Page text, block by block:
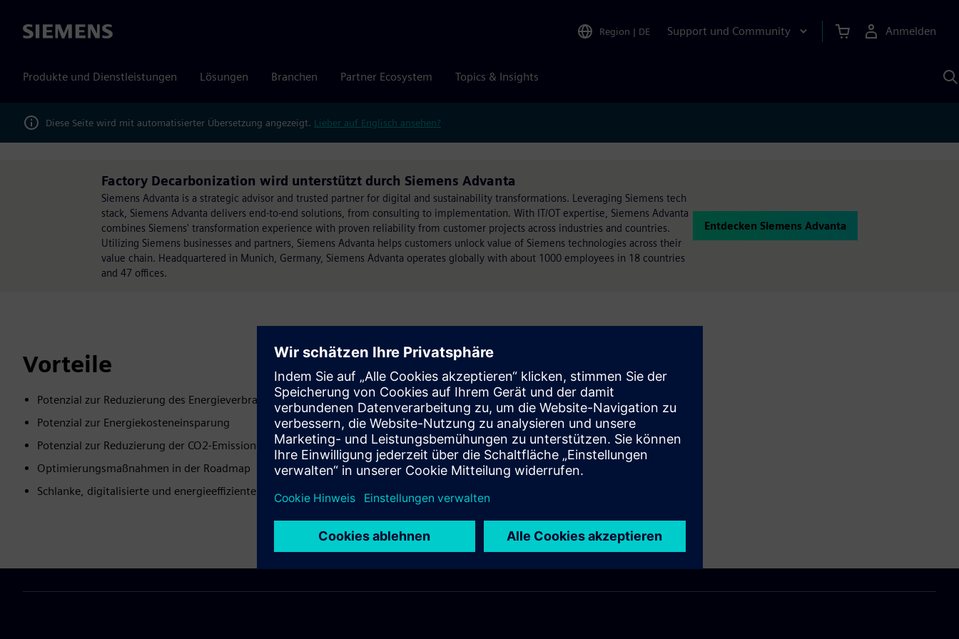
Siemens Region | DE Support und Community Anmelden
Produkte und Dienstleistungen Lösungen Branchen Partner Ecosystem Topics & Insights
KI
Diese Seite wird mit automatisierter Übersetzung angezeigt. Lieber auf Englisch ansehen?
Factory Decarbonization wird unterstützt durch Siemens Advanta
Siemens Advanta is a strategic advisor and trusted partner for digital and sustainability transformations. Leveraging Siemens tech
stack, Siemens Advanta delivers end-to-end solutions, from consulting to implementation. With IT/OT expertise, Siemens Advanta
combines Siemens' transformation experience with proven reliability from customer projects across industries and countries.
Utilizing Siemens businesses and partners, Siemens Advanta helps customers unlock value of Siemens technologies across their
value chain. Headquartered in Munich, Germany, Siemens Advanta operates globally with about 1000 employees in 18 countries
and 47 offices.
Entdecken Siemens Advanta
Vorteile
Potenzial zur Reduzierung des Energieverbrauchs
Potenzial zur Energiekosteneinsparung
Potenzial zur Reduzierung der CO2-Emissionen
Optimierungsmaßnahmen in der Roadmap
Schlanke, digitalisierte und energieeffiziente Fabrik- und Produktionsprozesse